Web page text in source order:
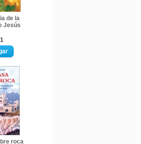
de la
Jesús
roca